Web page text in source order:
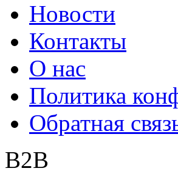
Новости
Контакты
О нас
Политика
Обратная
B2B